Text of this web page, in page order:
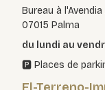
Bureau à
07015 Palma
du lundi au
🅿️ Places de